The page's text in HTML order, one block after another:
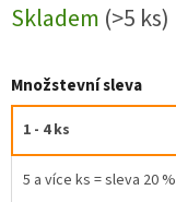
cena:
Skladem (>5 ks)
Množstevní sleva
1 - 4 ks
5 a více ks = sleva 20 %